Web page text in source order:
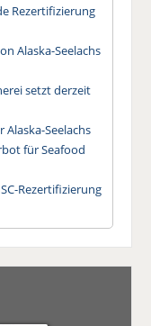
Rezertifizierung
Alaska-Seelachs
setzt derzeit
Alaska-Seelachs
für Seafood
Rezertifizierung